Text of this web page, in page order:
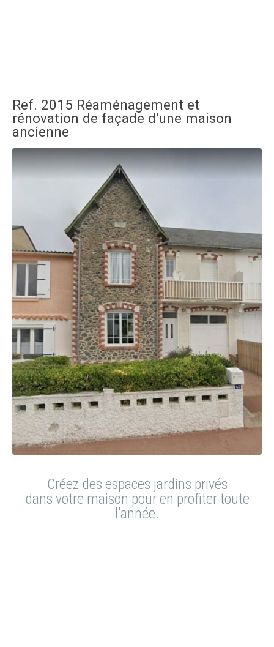
Ref. 2015 Réaménagement et
rénovation de façade d’une maison
ancienne
Créez des espaces jardins privés
dans votre maison pour en profiter toute
l'année.